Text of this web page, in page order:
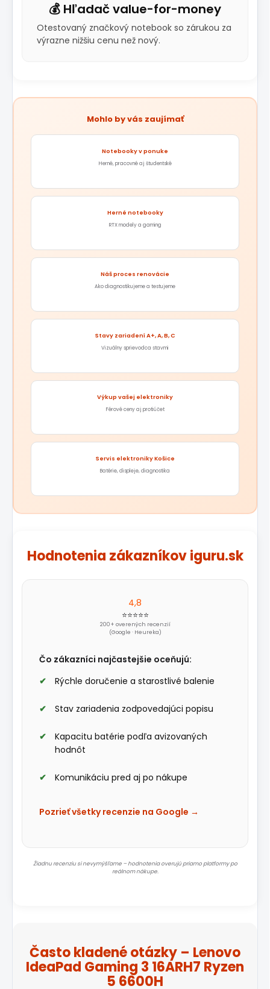
💰 Hľadač value-for-money
Otestovaný značkový notebook so zárukou za
výrazne nižšiu cenu než nový.
Mohlo by vás zaujímať
Notebooky v ponuke
Herné, pracovné aj študentské
Herné notebooky
RTX modely a gaming
Náš proces renovácie
Ako diagnostikujeme a testujeme
Stavy zariadení A+, A, B, C
Vizuálny sprievodca stavmi
Výkup vašej elektroniky
Férové ceny aj protiúčet
Servis elektroniky Košice
Batérie, displeje, diagnostika
Hodnotenia zákazníkov iguru.sk
4,8
⭐⭐⭐⭐⭐
200+ overených recenzií
(Google · Heureka)
Čo zákazníci najčastejšie oceňujú:
Rýchle doručenie a starostlivé balenie
Stav zariadenia zodpovedajúci popisu
Kapacitu batérie podľa avizovaných
hodnôt
Komunikáciu pred aj po nákupe
Pozrieť všetky recenzie na Google →
Žiadnu recenziu si nevymýšľame – hodnotenia overujú priamo platformy po
reálnom nákupe.
Často kladené otázky – Lenovo
IdeaPad Gaming 3 16ARH7 Ryzen
5 6600H